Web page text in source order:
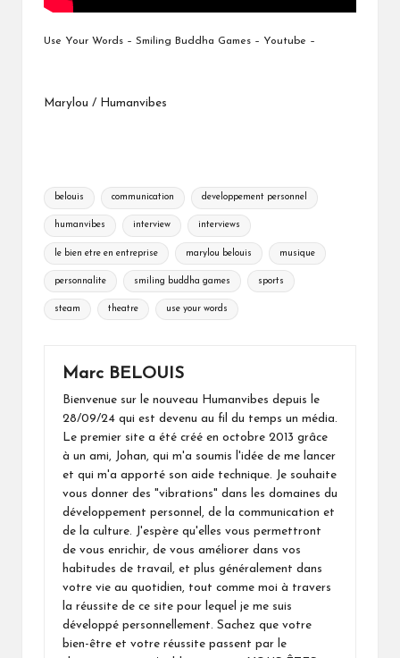
Use Your Words – Smiling Buddha Games – Youtube –
Marylou / Humanvibes
Tags:
belouis communication developpement personnel
humanvibes interview interviews
le bien etre en entreprise marylou belouis musique
personnalite smiling buddha games sports
steam theatre use your words
Marc BELOUIS
Bienvenue sur le nouveau Humanvibes depuis le
28/09/24 qui est devenu au fil du temps un média.
Le premier site a été créé en octobre 2013 grâce
à un ami, Johan, qui m'a soumis l'idée de me lancer
et qui m'a apporté son aide technique. Je souhaite
vous donner des "vibrations" dans les domaines du
développement personnel, de la communication et
de la culture. J'espère qu'elles vous permettront
de vous enrichir, de vous améliorer dans vos
habitudes de travail, et plus généralement dans
votre vie au quotidien, tout comme moi à travers
la réussite de ce site pour lequel je me suis
développé personnellement. Sachez que votre
bien-être et votre réussite passent par le